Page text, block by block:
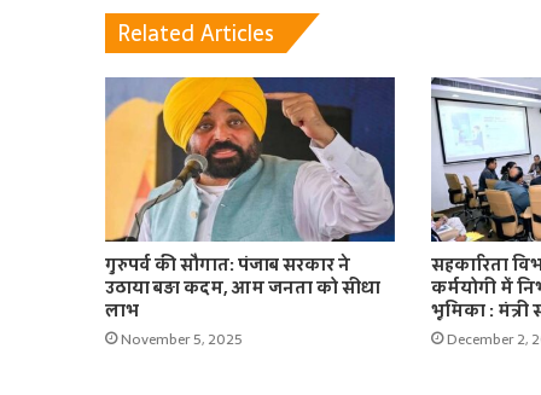
Related Articles
गुरुपर्व की सौगात: पंजाब सरकार ने
उठाया बड़ा कदम, आम जनता को सीधा
लाभ
November 5, 2025
सहकारिता
कर्मयोगी में
भूमिका : मंत्री
December 2,